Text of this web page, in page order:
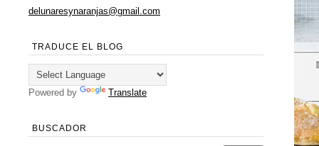
delunaresynaranjas@gmail.com
TRADUCE EL BLOG
Powered by Translate
BUSCADOR